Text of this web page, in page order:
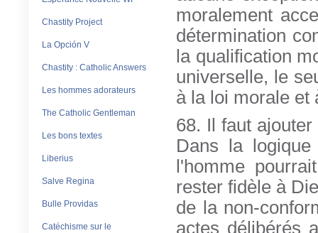
Chastity Project
La Opción V
Chastity : Catholic Answers
Les hommes adorateurs
The Catholic Gentleman
Les bons textes
Liberius
Salve Regina
Bulle Providas
Catéchisme sur le
moralement
détermination
la qualification
universelle, le
à la loi morale et
68. Il faut
Dans la
l'homme
rester fidèle à
de la non-
actes délibérés